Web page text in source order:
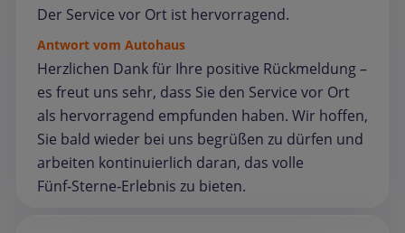
Der Service vor Ort ist hervorragend.
Antwort vom Autohaus
Herzlichen Dank für Ihre positive Rückmeldung –
es freut uns sehr, dass Sie den Service vor Ort
als hervorragend empfunden haben. Wir hoffen,
Sie bald wieder bei uns begrüßen zu dürfen und
arbeiten kontinuierlich daran, das volle
Fünf‑Sterne‑Erlebnis zu bieten.